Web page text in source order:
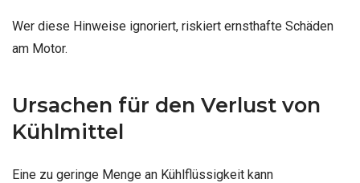
Wer diese Hinweise ignoriert, riskiert ernsthafte Schäden
am Motor.
Ursachen für den Verlust von
Kühlmittel
Eine zu geringe Menge an Kühlflüssigkeit kann